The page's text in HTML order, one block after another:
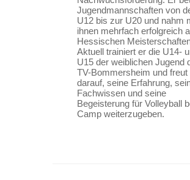
Jugendmannschaften von
U12 bis zur U20 und nahm
ihnen mehrfach erfolgreich
Hessischen
Aktuell trainiert er die U14-
U15 der weiblichen Jugend
TV-Bommersheim und freut
darauf, seine Erfahrung,
Fachwissen und seine
Begeisterung für Volleyball
Camp weiterzugeben.